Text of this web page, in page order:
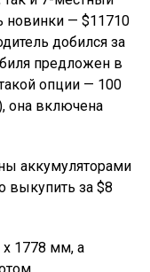
новинки — $11710
добился за
предложен в
опции — 100
она включена
аккумуляторами
за $8
х 1778 мм, а